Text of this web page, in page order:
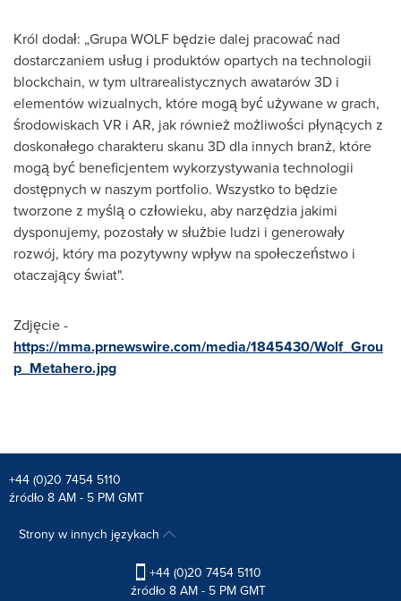
Król dodał: „Grupa WOLF będzie dalej pracować nad
dostarczaniem usług i produktów opartych na technologii
blockchain, w tym ultrarealistycznych awatarów 3D i
elementów wizualnych, które mogą być używane w grach,
środowiskach VR i AR, jak również możliwości płynących z
doskonałego charakteru skanu 3D dla innych branż, które
mogą być beneficjentem wykorzystywania technologii
dostępnych w naszym portfolio. Wszystko to będzie
tworzone z myślą o człowieku, aby narzędzia jakimi
dysponujemy, pozostały w służbie ludzi i generowały
rozwój, który ma pozytywny wpływ na społeczeństwo i
otaczający świat".
Zdjęcie -
https://mma.prnewswire.com/media/1845430/Wolf_Grou
p_Metahero.jpg
+44 (0)20 7454 5110
źródło 8 AM - 5 PM GMT
Strony w innych językach
+44 (0)20 7454 5110
źródło 8 AM - 5 PM GMT